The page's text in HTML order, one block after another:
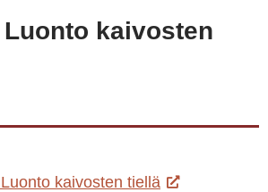
Luonto kaivosten
kaivosten tiellä